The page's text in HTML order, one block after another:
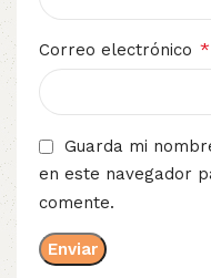
Correo electrónico *
Guarda mi
en este navegador
comente.